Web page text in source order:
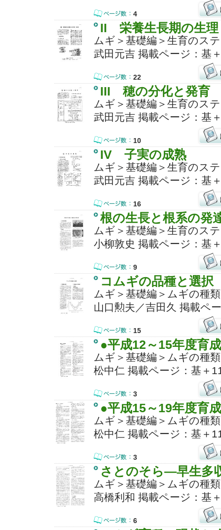
4
II 栄養生長期の生理
ムギ＞基礎編＞生育のス
武田元吉 掲載ページ：基
22
III 穂の分化と発育
ムギ＞基礎編＞生育のス
武田元吉 掲載ページ：基
10
IV 子実の成熟
ムギ＞基礎編＞生育のス
武田元吉 掲載ページ：基
16
根の生長と根系の発
ムギ＞基礎編＞生育のス
小柳敦史 掲載ページ：基
9
コムギの品種と選択
ムギ＞基礎編＞ムギの種
山口勲夫／吉田久 掲載ペ
15
●平成12～15年度育成
ムギ＞基礎編＞ムギの種
松中仁 掲載ページ：基＋
3
●平成15～19年度育成
ムギ＞基礎編＞ムギの種
松中仁 掲載ページ：基＋
3
さとのそら―早生多
ムギ＞基礎編＞ムギの種
高橋利和 掲載ページ：基
6